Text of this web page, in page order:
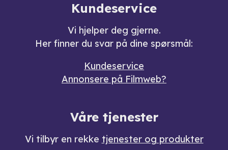
Kundeservice
Vi hjelper deg gjerne.
Her finner du svar på dine spørsmål:
Kundeservice
Annonsere på Filmweb?
Våre tjenester
Vi tilbyr en rekke tjenester og produkter